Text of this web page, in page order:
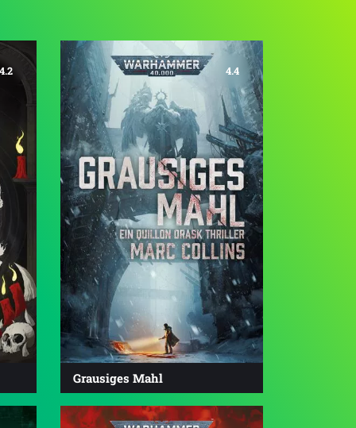
4.2 4.4
Grausiges Mahl